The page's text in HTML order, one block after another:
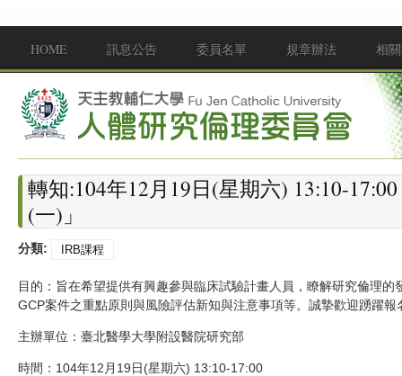
Main menu
HOME 訊息公告 委員名單 規章辦法 相
轉知:104年12月19日(星期六) 13:10-
(一)」
分類: IRB課程
目的：旨在希望提供有興趣參與臨床試驗計畫人員，瞭解研究倫理
GCP案件之重點原則與風險評估新知與注意事項等。誠摯歡迎踴躍報
主辦單位：臺北醫學大學附設醫院研究部
時間：104年12月19日(星期六) 13:10-17:00